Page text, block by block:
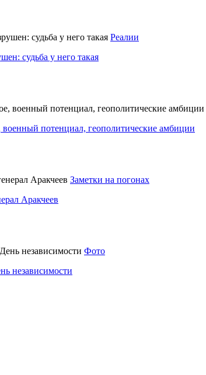
Реалии
судьба у него такая
потенциал, геополитические амбиции
Заметки на погонах
Аракчеев
Фото
независимости